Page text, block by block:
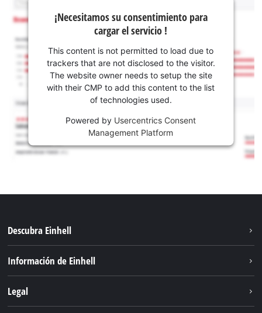
¡Necesitamos su consentimiento para
cargar el servicio !
This content is not permitted to load due to
trackers that are not disclosed to the visitor.
The website owner needs to setup the site
with their CMP to add this content to the list
of technologies used.
Powered by Usercentrics Consent
Management Platform
Descubra Einhell
Servicio
Información de Einhell
Legal